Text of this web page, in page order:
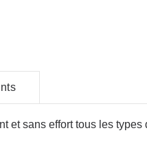
et sans effort tous les